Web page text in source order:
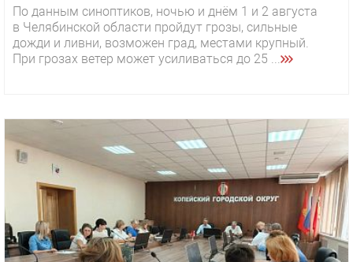
По данным синоптиков, ночью и днём 1 и 2 августа
в Челябинской области пройдут грозы, сильные
дожди и ливни, возможен град, местами крупный.
При грозах ветер может усиливаться до 25 ...